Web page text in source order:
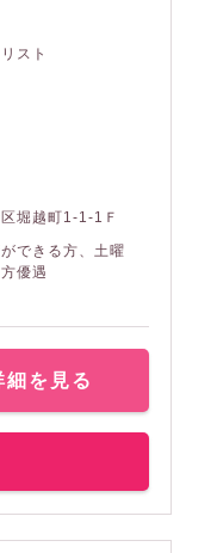
スト
堀越町1-1-1Ｆ
できる方、土曜
優遇
細を見る